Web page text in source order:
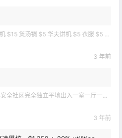
夫饼机 $5 衣服 $5 雪地靴 $10 滑雪手套 $10 宜家衣物收纳 .
3 年前
出入一室一厅一书房步行5分钟到公车站和商业圈 有后花园和.
3 年前